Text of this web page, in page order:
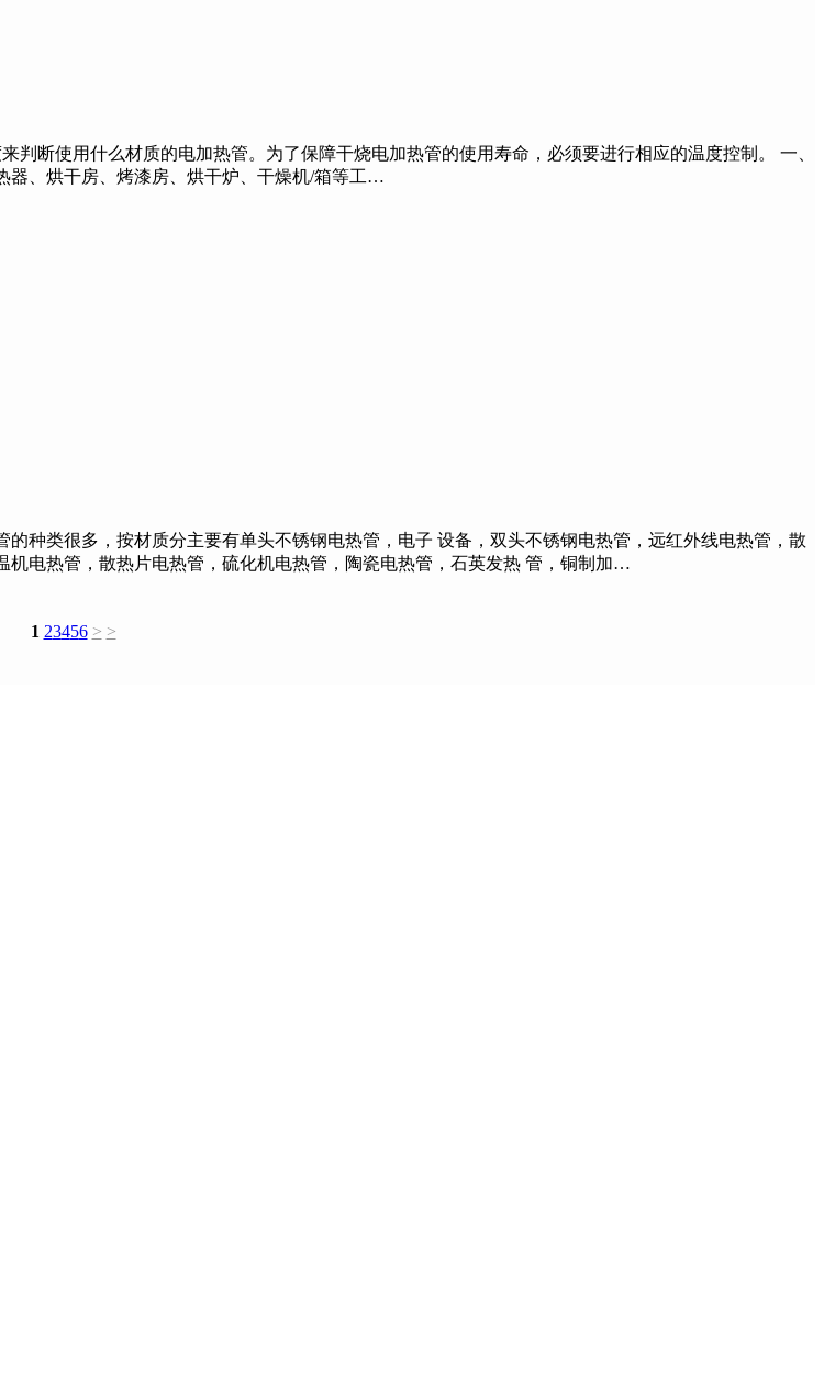
断使用什么材质的电加热管。为了保障干烧电加热管的使用寿命，必须要进行相应的温度控制。 一、
器、烘干房、烤漆房、烘干炉、干燥机/箱等工…
种类很多，按材质分主要有单头不锈钢电热管，电子 设备，双头不锈钢电热管，远红外线电热管，散
电热管，散热片电热管，硫化机电热管，陶瓷电热管，石英发热 管，铜制加…
1 23456 > >